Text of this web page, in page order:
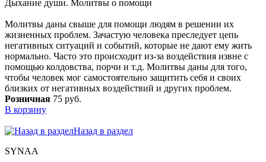
Дыхание души. Молитвы о помощи
Молитвы даны свыше для помощи людям в решении их
жизненных проблем. Зачастую человека преследует цепь
негативных ситуаций и событий, которые не дают ему жить
нормально. Часто это происходит из-за воздействия извне с
помощью колдовства, порчи и т.д. Молитвы даны для того,
чтобы человек мог самостоятельно защитить себя и своих
близких от негативных воздействий и других проблем.
Розничная 75 руб.
В корзину
Назад в раздел
SYNAA